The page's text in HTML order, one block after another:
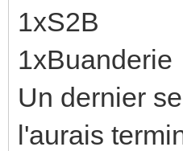
1xS2B
1xBuanderie
Un dernier
l'aurais